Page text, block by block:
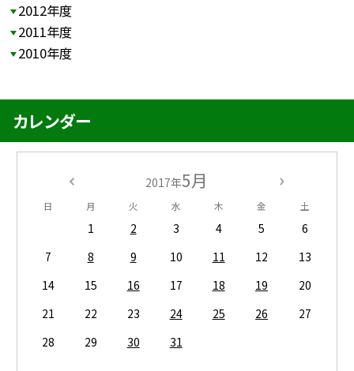
2012年度
2011年度
2010年度
カレンダー
2017年5月
日 月 火 水 木 金 土
1 2 3 4 5
6
7
8 9 10 11 12
13
14
15 16 17 18 19
20
21
22 23 24 25 26
27
28
29 30 31